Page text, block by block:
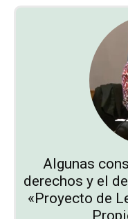
Algunas
derechos y el
«Proyecto de